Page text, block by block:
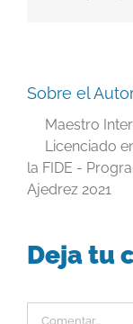
Sobre el
Maestro
Licenciado
la FIDE -
Ajedrez 2021
Deja tu